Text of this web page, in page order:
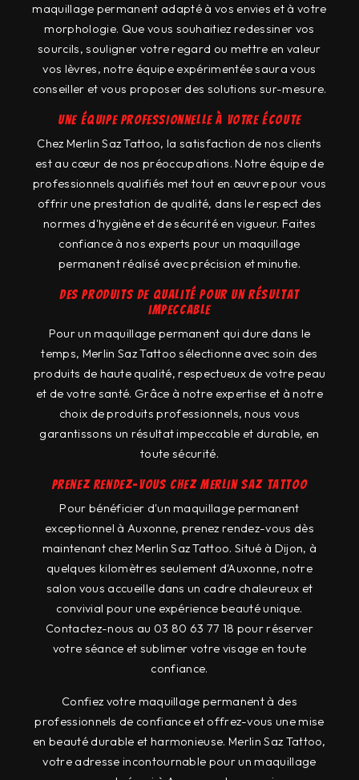
maquillage permanent adapté à vos envies et à votre
morphologie. Que vous souhaitiez redessiner vos
sourcils, souligner votre regard ou mettre en valeur
vos lèvres, notre équipe expérimentée saura vous
conseiller et vous proposer des solutions sur-mesure.
Une équipe professionnelle à votre écoute
Chez Merlin Saz Tattoo, la satisfaction de nos clients
est au cœur de nos préoccupations. Notre équipe de
professionnels qualifiés met tout en œuvre pour vous
offrir une prestation de qualité, dans le respect des
normes d'hygiène et de sécurité en vigueur. Faites
confiance à nos experts pour un maquillage
permanent réalisé avec précision et minutie.
Des produits de qualité pour un résultat
impeccable
Pour un maquillage permanent qui dure dans le
temps, Merlin Saz Tattoo sélectionne avec soin des
produits de haute qualité, respectueux de votre peau
et de votre santé. Grâce à notre expertise et à notre
choix de produits professionnels, nous vous
garantissons un résultat impeccable et durable, en
toute sécurité.
Prenez rendez-vous chez Merlin Saz Tattoo
Pour bénéficier d'un maquillage permanent
exceptionnel à Auxonne, prenez rendez-vous dès
maintenant chez Merlin Saz Tattoo. Situé à Dijon, à
quelques kilomètres seulement d'Auxonne, notre
salon vous accueille dans un cadre chaleureux et
convivial pour une expérience beauté unique.
Contactez-nous au 03 80 63 77 18 pour réserver
votre séance et sublimer votre visage en toute
confiance.
Confiez votre maquillage permanent à des
professionnels de confiance et offrez-vous une mise
en beauté durable et harmonieuse. Merlin Saz Tattoo,
votre adresse incontournable pour un maquillage